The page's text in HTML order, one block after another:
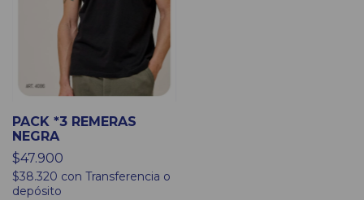
PACK *3 REMERAS
NEGRA
$47.900
$38.320 con Transferencia o
depósito